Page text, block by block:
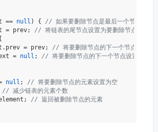
== null ) { // 如果要删除节点是最后一个节点
= prev;
// 将链表的尾节点设置为要删除节点的上一
= prev;
// 将要删除节点的下一个节点指向要
=
null ; // 将要删除节点的下一个节点设置为空
null ; // 将要删除节点的元素设置为空
// 减少链表的元素个数
// 返回被删除节点的元素